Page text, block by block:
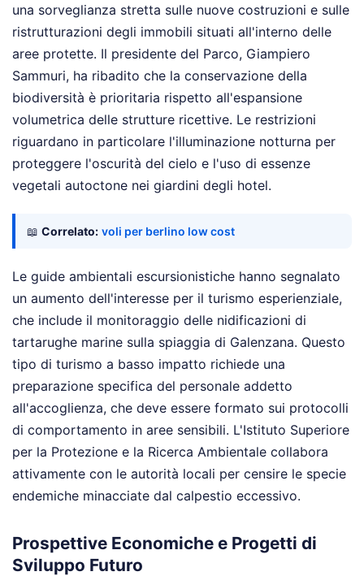
una sorveglianza stretta sulle nuove costruzioni e sulle
ristrutturazioni degli immobili situati all'interno delle
aree protette. Il presidente del Parco, Giampiero
Sammuri, ha ribadito che la conservazione della
biodiversità è prioritaria rispetto all'espansione
volumetrica delle strutture ricettive. Le restrizioni
riguardano in particolare l'illuminazione notturna per
proteggere l'oscurità del cielo e l'uso di essenze
vegetali autoctone nei giardini degli hotel.
📖 Correlato: voli per berlino low cost
Le guide ambientali escursionistiche hanno segnalato
un aumento dell'interesse per il turismo esperienziale,
che include il monitoraggio delle nidificazioni di
tartarughe marine sulla spiaggia di Galenzana. Questo
tipo di turismo a basso impatto richiede una
preparazione specifica del personale addetto
all'accoglienza, che deve essere formato sui protocolli
di comportamento in aree sensibili. L'Istituto Superiore
per la Protezione e la Ricerca Ambientale collabora
attivamente con le autorità locali per censire le specie
endemiche minacciate dal calpestio eccessivo.
Prospettive Economiche e Progetti di
Sviluppo Futuro